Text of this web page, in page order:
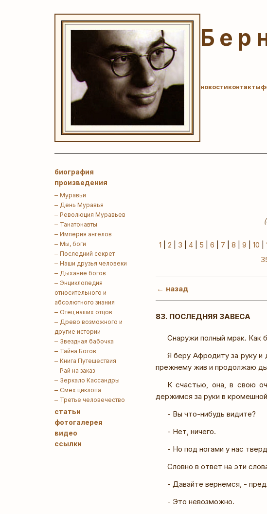
новостиконтакты
биография
произведения
Муравьи
День Муравья
Революция Муравьев
Танатонавты
Империя ангелов
Мы, боги
Последний секрет
Наши друзья человеки
Дыхание богов
Энциклопедия
относительного и
абсолютного знания
Отец наших отцов
Древо возможного и
другие истории
Звездная бабочка
Тайна Богов
Книга Путешествия
Рай на заказ
Зеркало Кассандры
Смех циклопа
Третье человечество
статьи
фотогалерея
видео
ссылки
1 2 3 4| 5 6 7 8 9 10
← назад
83. ПОСЛЕДНЯЯ ЗАВЕСА
Снаружи полный мрак. Как
Я беру Афродиту за руку
прежнему жив и продолжаю
К счастью, она, в свою
держимся за руки в
- Вы что-нибудь видите?
- Нет, ничего.
- Но под ногами у нас
Словно в ответ на эти
- Давайте вернемся, -
- Это невозможно.